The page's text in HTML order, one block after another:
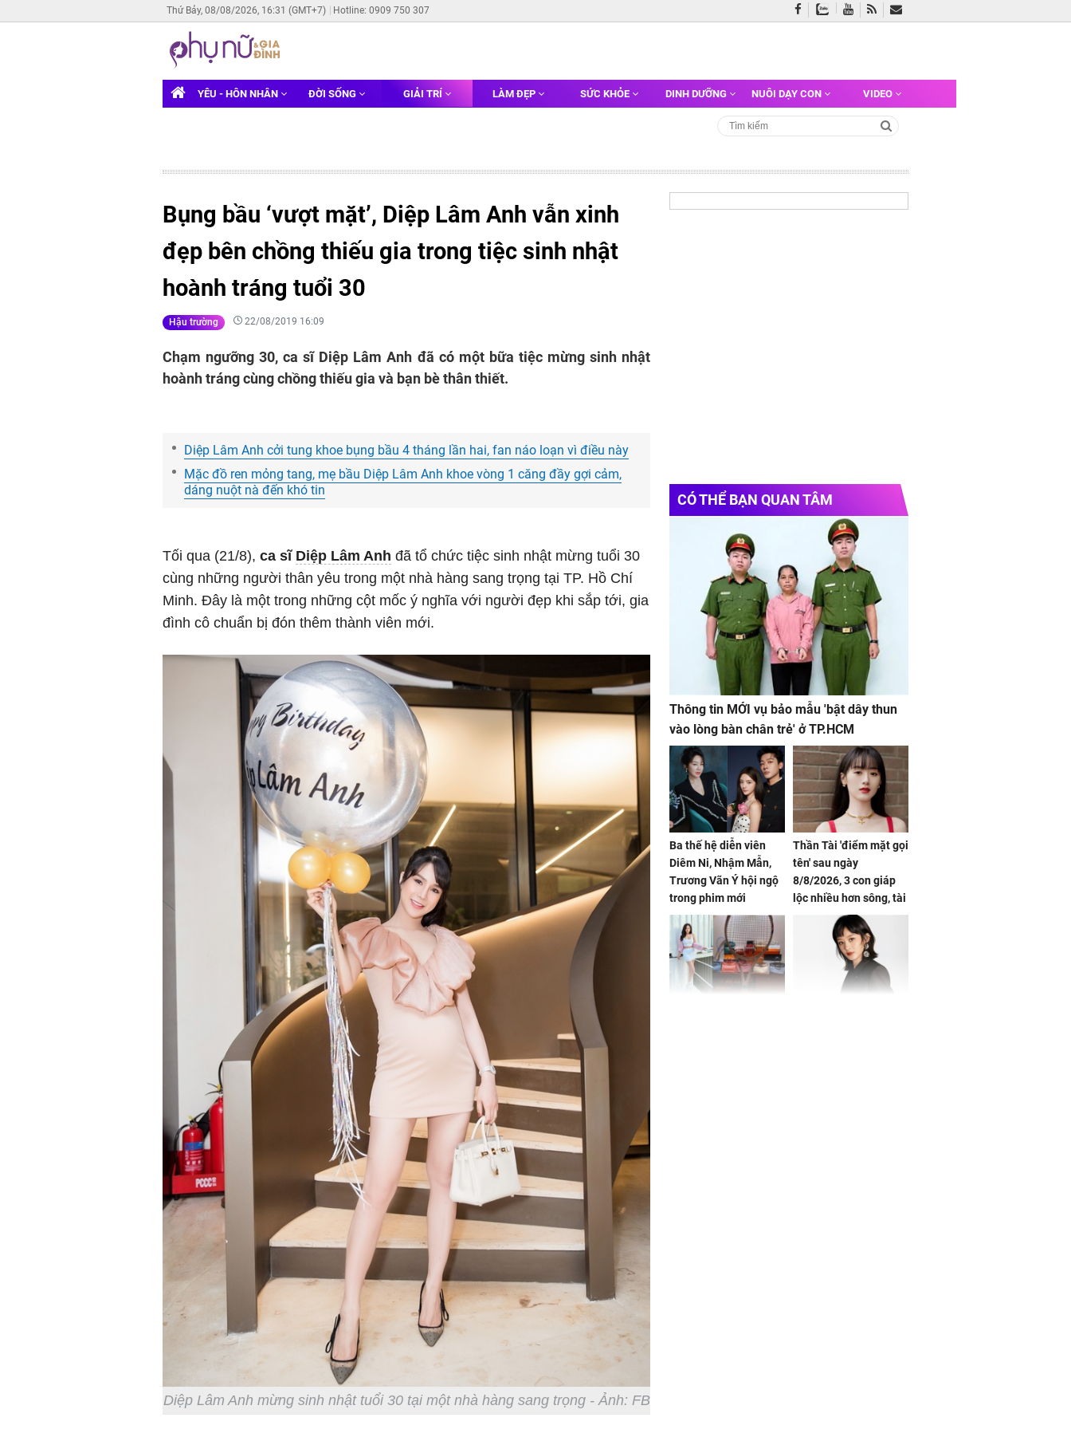
Thứ Bảy, 08/08/2026, 16:31 (GMT+7) Hotline: 0909 750 307
YÊU - HÔN NHÂN ĐỜI SỐNG GIẢI TRÍ LÀM ĐẸP SỨC KHỎE DINH DƯỠNG NUÔI DẠY CON VIDEO
Bụng bầu ‘vượt mặt’, Diệp Lâm Anh vẫn xinh
đẹp bên chồng thiếu gia trong tiệc sinh nhật
hoành tráng tuổi 30
Hậu trường 22/08/2019 16:09
Chạm ngưỡng 30, ca sĩ Diệp Lâm Anh đã có một bữa tiệc mừng sinh nhật
hoành tráng cùng chồng thiếu gia và bạn bè thân thiết.
Diệp Lâm Anh cởi tung khoe bụng bầu 4 tháng lần hai, fan náo loạn vì điều này
Mặc đồ ren mỏng tang, mẹ bầu Diệp Lâm Anh khoe vòng 1 căng đầy gợi cảm,
dáng nuột nà đến khó tin
Tối qua (21/8), ca sĩ Diệp Lâm Anh đã tổ chức tiệc sinh nhật mừng tuổi 30
cùng những người thân yêu trong một nhà hàng sang trọng tại TP. Hồ Chí
Minh. Đây là một trong những cột mốc ý nghĩa với người đẹp khi sắp tới, gia
đình cô chuẩn bị đón thêm thành viên mới.
Diệp Lâm Anh mừng sinh nhật tuổi 30 tại một nhà hàng sang trọng - Ảnh: FB
CÓ THỂ BẠN QUAN TÂM
Thông tin MỚI vụ bảo mẫu 'bật dây thun
vào lòng bàn chân trẻ' ở TP.HCM
Ba thế hệ diễn viên
Diêm Ni, Nhậm Mẫn,
Trương Vãn Ý hội ngộ
trong phim mới
Thần Tài 'điểm mặt gọi
tên' sau ngày
8/8/2026, 3 con giáp
lộc nhiều hơn sông, tài
vận sáng như trăng
Rằm, chính thức hết